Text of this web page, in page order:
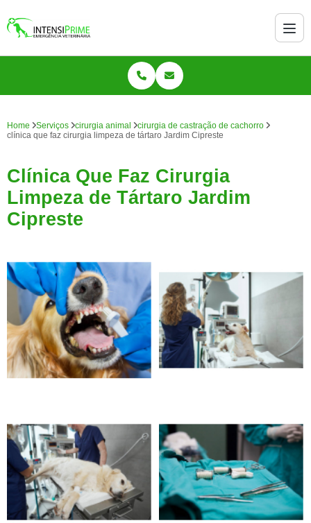
Home Serviços cirurgia animal
cirurgia de castração de cachorro
clínica que faz cirurgia limpeza de tártaro Jardim Cipreste
Clínica Que Faz Cirurgia
Limpeza de Tártaro Jardim
Cipreste